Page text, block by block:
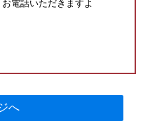
電話いただきますよ
へ